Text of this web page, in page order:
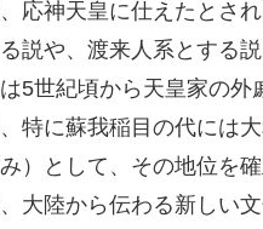
応神天皇に仕えたとさ
説や、渡来人系とする
5世紀頃から天皇家の外
特に蘇我稲目の代には
み）として、その地位を
大陸から伝わる新しい